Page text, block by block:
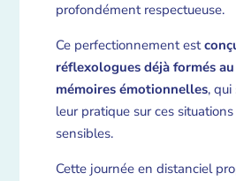
profondément respectueuse.
Ce perfectionnement est
réflexologues déjà formés
mémoires émotionnelles, qui
leur pratique sur ces
sensibles.
Cette journée en distanciel